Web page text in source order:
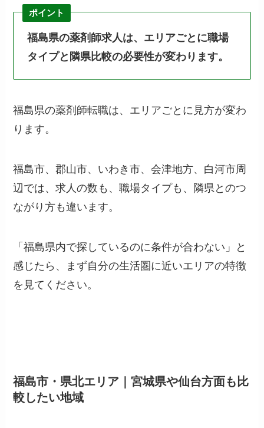
ポイント
福島県の薬剤師求人は、エリアごとに職場
タイプと隣県比較の必要性が変わります。
福島県の薬剤師転職は、エリアごとに見方が変わ
ります。
福島市、郡山市、いわき市、会津地方、白河市周
辺では、求人の数も、職場タイプも、隣県とのつ
ながり方も違います。
「福島県内で探しているのに条件が合わない」と
感じたら、まず自分の生活圏に近いエリアの特徴
を見てください。
福島市・県北エリア｜宮城県や仙台方面も比
較したい地域